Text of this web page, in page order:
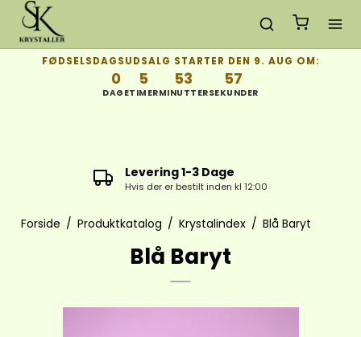
FØDSELSDAGSUDSALG STARTER DEN 9. AUG OM:
0
DAGE
5
TIMER
53
MINUTTER
57
SEKUNDER
Levering 1-3 Dage
Hvis der er bestilt inden kl 12:00
Forside / Produktkatalog / Krystalindex / Blå Baryt
Blå Baryt